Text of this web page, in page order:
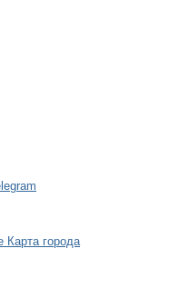
Карта города